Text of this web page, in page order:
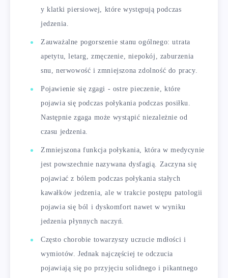
y klatki piersiowej, które występują podczas
jedzenia.
Zauważalne pogorszenie stanu ogólnego: utrata
apetytu, letarg, zmęczenie, niepokój, zaburzenia
snu, nerwowość i zmniejszona zdolność do pracy.
Pojawienie się zgagi - ostre pieczenie, które
pojawia się podczas połykania podczas posiłku.
Następnie zgaga może wystąpić niezależnie od
czasu jedzenia.
Zmniejszona funkcja połykania, która w medycynie
jest powszechnie nazywana dysfagią. Zaczyna się
pojawiać z bólem podczas połykania stałych
kawałków jedzenia, ale w trakcie postępu patologii
pojawia się ból i dyskomfort nawet w wyniku
jedzenia płynnych naczyń.
Często chorobie towarzyszy uczucie mdłości i
wymiotów. Jednak najczęściej te odczucia
pojawiają się po przyjęciu solidnego i pikantnego